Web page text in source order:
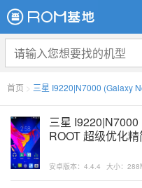
首页 > 三星 I9220|N7000 (Galaxy
三星
ROOT 超级优化
安卓版本：4.4.4 大小：